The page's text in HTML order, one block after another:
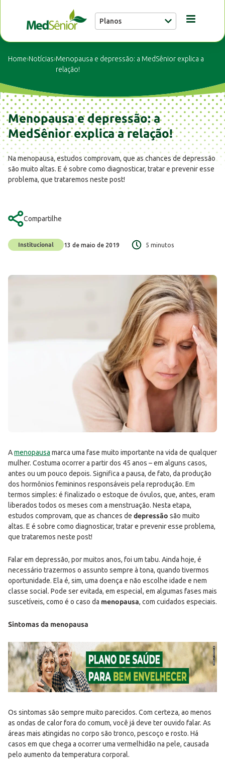
Planos
Unidades
Notícias
Home›Notícias›Menopausa e depressão: a MedSênior explica a
relação!
Menopausa e depressão: a
MedSênior explica a relação!
Na menopausa, estudos comprovam, que as chances de depressão
são muito altas. E é sobre como diagnosticar, tratar e prevenir esse
problema, que trataremos neste post!
Compartilhe
13 de maio de 2019 5 minutos
Institucional
Amenopausa marca uma fase muito importante na vida de qualquer
mulher. Costuma ocorrer a partir dos 45 anos – em alguns casos,
antes ou um pouco depois. Significa a pausa, de fato, da produção
dos hormônios femininos responsáveis pela reprodução. Em
termos simples: é finalizado o estoque de óvulos, que, antes, eram
liberados todos os meses com a menstruação. Nesta etapa,
estudos comprovam, que as chances de depressão são muito
altas. E é sobre como diagnosticar, tratar e prevenir esse problema,
que trataremos neste post!
Falar em depressão, por muitos anos, foi um tabu. Ainda hoje, é
necessário trazermos o assunto sempre à tona, quando tivermos
oportunidade. Ela é, sim, uma doença e não escolhe idade e nem
classe social. Pode ser evitada, em especial, em algumas fases mais
suscetíveis, como é o caso da menopausa, com cuidados especiais.
Sintomas da menopausa
Os sintomas são sempre muito parecidos. Com certeza, ao menos
as ondas de calor fora do comum, você já deve ter ouvido falar. As
áreas mais atingidas no corpo são tronco, pescoço e rosto. Há
casos em que chega a ocorrer uma vermelhidão na pele, causada
pelo aumento da temperatura corporal.